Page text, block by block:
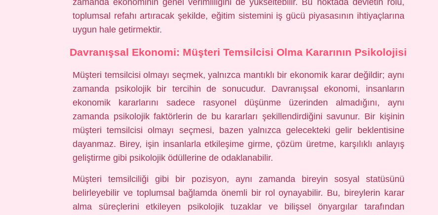
zamanda ekonominin genel verimliliğini de yükseltebilir. Bu noktada devletin rolü,
toplumsal refahı artıracak şekilde, eğitim sistemini iş gücü piyasasının ihtiyaçlarına
uygun hale getirmektir.
Davranışsal Ekonomi: Müşteri Temsilcisi Olma Kararının Psikolojisi
Müşteri temsilcisi olmayı seçmek, yalnızca mantıklı bir ekonomik karar değildir; aynı
zamanda psikolojik bir tercihin de sonucudur. Davranışsal ekonomi, insanların
ekonomik kararlarını sadece rasyonel düşünme üzerinden almadığını, aynı
zamanda psikolojik faktörlerin de bu kararları şekillendirdiğini savunur. Bir kişinin
müşteri temsilcisi olmayı seçmesi, bazen yalnızca gelecekteki gelir beklentisine
dayanmaz. Birey, işin insanlarla etkileşime girme, çözüm üretme, karşılıklı anlayış
geliştirme gibi psikolojik ödüllerine de odaklanabilir.
Müşteri temsilciliği gibi bir pozisyon, aynı zamanda bireyin sosyal statüsünü
belirleyebilir ve toplumsal bağlamda önemli bir rol oynayabilir. Bu, bireylerin karar
alma süreçlerini etkileyen psikolojik tuzaklar ve bilişsel önyargılar tarafından